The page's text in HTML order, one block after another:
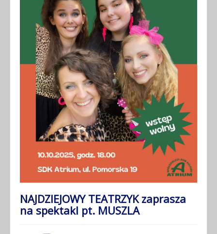
NAJDZIEJOWY TEATRZYK zaprasza
na spektakl pt. MUSZLA